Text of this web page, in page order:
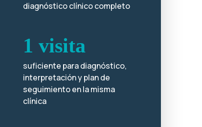
diagnóstico clínico completo
1 visita
suficiente para diagnóstico,
interpretación y plan de
seguimiento en la misma
clínica